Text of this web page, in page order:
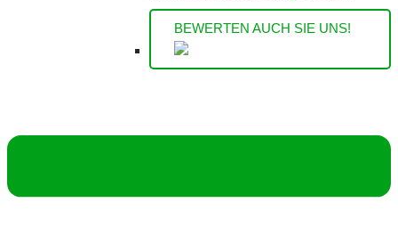
BEWERTEN AUCH SIE UNS!